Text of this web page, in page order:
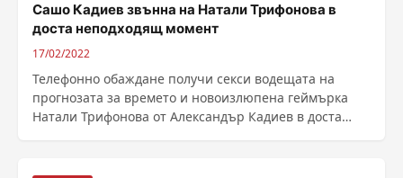
Сашо Кадиев звънна на Натали Трифонова в
доста неподходящ момент
17/02/2022
Телефонно обаждане получи секси водещата на
прогнозата за времето и новоизлюпена геймърка
Натали Трифонова от Александър Кадиев в доста